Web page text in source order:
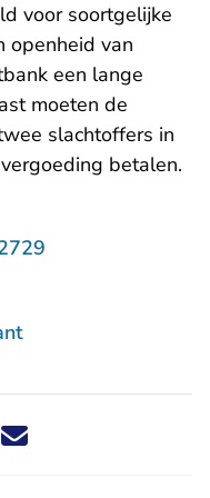
voor soortgelijke
openheid van
een lange
moeten de
slachtoffers in
betalen.
nieuwsbericht via X -
dit nieuwsbericht via
Deel dit nieuwsbericht
Deel dit